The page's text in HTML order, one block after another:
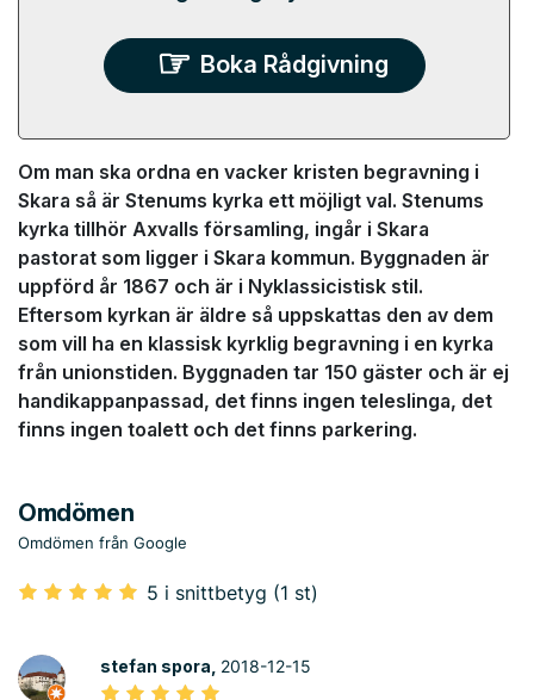
Boka Rådgivning
Om man ska ordna en vacker kristen begravning i
Skara så är Stenums kyrka ett möjligt val. Stenums
kyrka tillhör Axvalls församling, ingår i Skara
pastorat som ligger i Skara kommun. Byggnaden är
uppförd år 1867 och är i Nyklassicistisk stil.
Eftersom kyrkan är äldre så uppskattas den av dem
som vill ha en klassisk kyrklig begravning i en kyrka
från unionstiden. Byggnaden tar 150 gäster och är ej
handikappanpassad, det finns ingen teleslinga, det
finns ingen toalett och det finns parkering.
Omdömen
Omdömen från Google
5 i snittbetyg (1 st)
stefan spora, 2018-12-15